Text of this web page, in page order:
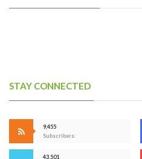
STAY CONNECTED
9,455
Subscribers
43,501